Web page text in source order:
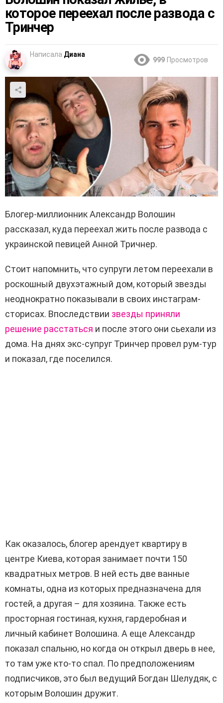
которое переехал после развода с
Тринчер
Написала Диана
999 Просмотров
Блогер-миллионник Александр Волошин
рассказал, куда переехал жить после развода с
украинской певицей Анной Тричнер.
Стоит напомнить, что супруги летом переехали в
роскошный двухэтажный дом, который звезды
неоднократно показывали в своих инстаграм-
сторисах. Впоследствии звезды приняли
решение расстаться и после этого они сьехали из
дома. На днях экс-супруг Тринчер провел рум-тур
и показал, где поселился.
Как оказалось, блогер арендует квартиру в
центре Киева, которая занимает почти 150
квадратных метров. В ней есть две ванные
комнаты, одна из которых предназначена для
гостей, а другая – для хозяина. Также есть
просторная гостиная, кухня, гардеробная и
личный кабинет Волошина. А еще Александр
показал спальню, но когда он открыл дверь в нее,
то там уже кто-то спал. По предположениям
подписчиков, это был ведущий Богдан Шелудяк, с
которым Волошин дружит.